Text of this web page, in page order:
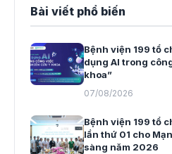
Bài viết phổ biến
Bệnh viện 199 tổ
dụng AI trong
khoa”
07/08/2026
Bệnh viện 199 tổ
lần thứ 01 cho
sàng năm 2026